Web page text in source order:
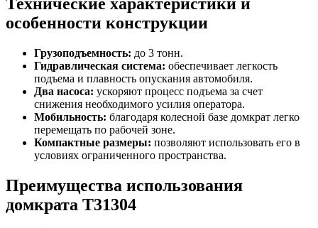
Технические характеристики и
особенности конструкции
Грузоподъемность: до 3 тонн.
Гидравлическая система: обеспечивает легкость
подъема и плавность опускания автомобиля.
Два насоса: ускоряют процесс подъема за счет
снижения необходимого усилия оператора.
Мобильность: благодаря колесной базе домкрат легко
перемещать по рабочей зоне.
Компактные размеры: позволяют использовать его в
условиях ограниченного пространства.
Преимущества использования
домкрата T31304